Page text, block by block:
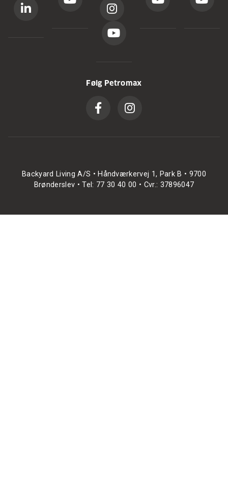
Følg Petromax
Backyard Living A/S • Håndværkervej 1, Park B • 9700
Brønderslev • Tel: 77 30 40 00 • Cvr.: 37896047